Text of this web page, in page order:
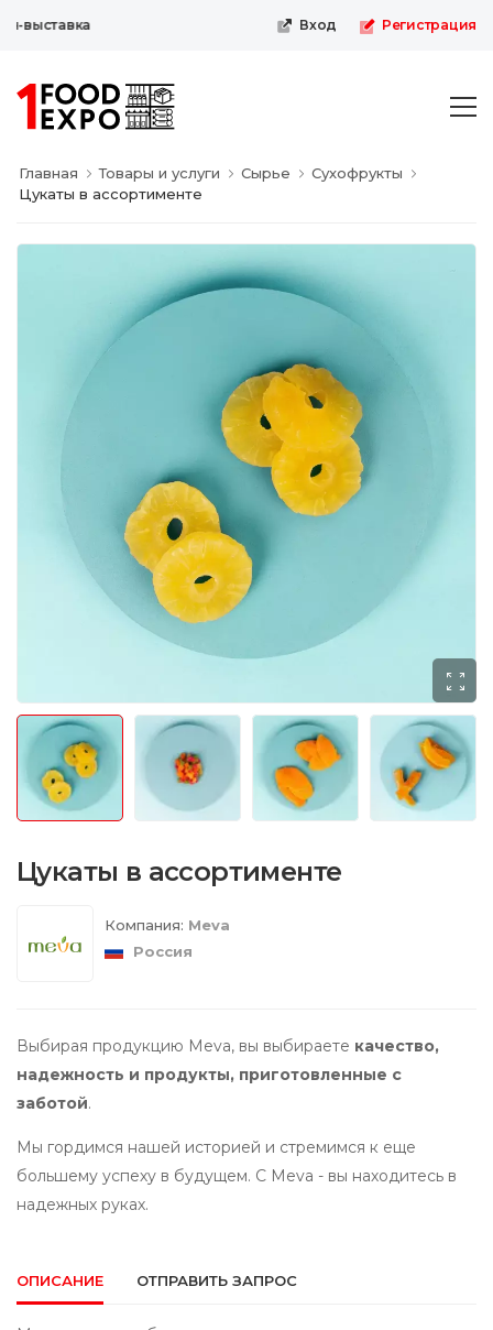
выставка Вход Регистрация
Главная Товары и услуги Сырье
Сухофрукты
Цукаты в ассортименте
Цукаты в ассортименте
Компания: Meva
Россия
Выбирая продукцию Meva, вы выбираете качество,
надежность и продукты, приготовленные с
заботой.
Мы гордимся нашей историей и стремимся к еще
большему успеху в будущем. С Meva - вы находитесь в
надежных руках.
ОПИСАНИЕ ОТПРАВИТЬ ЗАПРОС